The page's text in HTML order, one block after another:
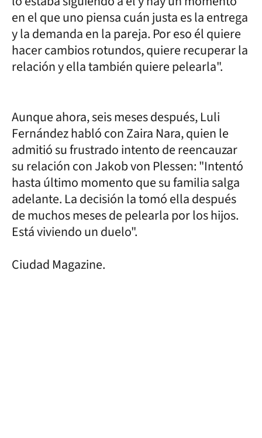
en el que uno piensa cuán justa es la entrega
y la demanda en la pareja. Por eso él quiere
hacer cambios rotundos, quiere recuperar la
relación y ella también quiere pelearla".
Aunque ahora, seis meses después, Luli
Fernández habló con Zaira Nara, quien le
admitió su frustrado intento de reencauzar
su relación con Jakob von Plessen: "Intentó
hasta último momento que su familia salga
adelante. La decisión la tomó ella después
de muchos meses de pelearla por los hijos.
Está viviendo un duelo".
Ciudad Magazine.